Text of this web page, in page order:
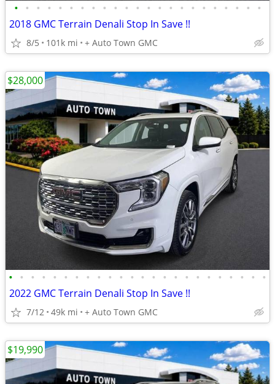
• • • • • • • • • • • • • • • • • • • • • • •
2018 GMC Terrain Denali Stop In Save !!
8/5 101k mi + Auto Town GMC
• • • • • • • • • • • • • • • • • • • • • • • •
2022 GMC Terrain Denali Stop In Save !!
7/12 49k mi + Auto Town GMC
$28,000
$19,990